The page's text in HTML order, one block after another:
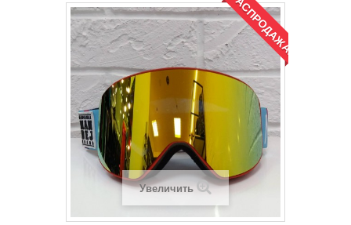
РАСПРОДАЖА!
Увеличить